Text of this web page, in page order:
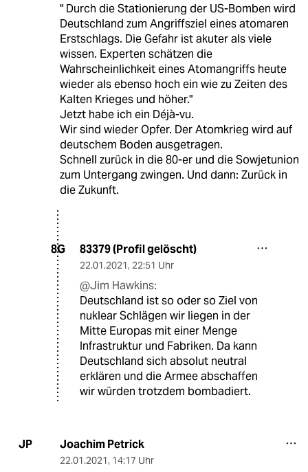
" Durch die Stationierung der US-Bomben wird
Deutschland zum Angriffsziel eines atomaren
Erstschlags. Die Gefahr ist akuter als viele
wissen. Experten schätzen die
Wahrscheinlichkeit eines Atomangriffs heute
wieder als ebenso hoch ein wie zu Zeiten des
Kalten Krieges und höher."
Jetzt habe ich ein Déjà-vu.
Wir sind wieder Opfer. Der Atomkrieg wird auf
deutschem Boden ausgetragen.
Schnell zurück in die 80-er und die Sowjetunion
zum Untergang zwingen. Und dann: Zurück in
die Zukunft.
8G 83379 (Profil gelöscht)
22.01.2021, 22:51 Uhr
@Jim Hawkins:
Deutschland ist so oder so Ziel von
nuklear Schlägen wir liegen in der
Mitte Europas mit einer Menge
Infrastruktur und Fabriken. Da kann
Deutschland sich absolut neutral
erklären und die Armee abschaffen
wir würden trotzdem bombadiert.
JP Joachim Petrick
22.01.2021, 14:17 Uhr